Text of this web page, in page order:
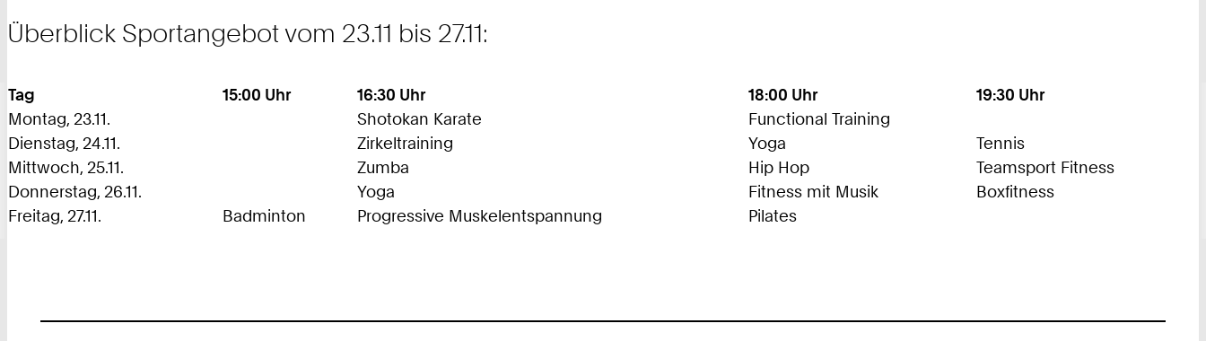
Überblick Sportangebot vom 23.11 bis 27.11:
Tag 15:00 Uhr 16:30 Uhr 18:00 Uhr
19:30 Uhr
Montag, 23.11.
Shotokan Karate
Functional Training
Dienstag, 24.11.
Zirkeltraining Yoga
Tennis
Mittwoch, 25.11.
Zumba Hip Hop
Teamsport Fitness
Donnerstag, 26.11.
Yoga Fitness mit Musik
Boxfitness
Freitag, 27.11.
Badminton Progressive Muskelentspannung Pilates